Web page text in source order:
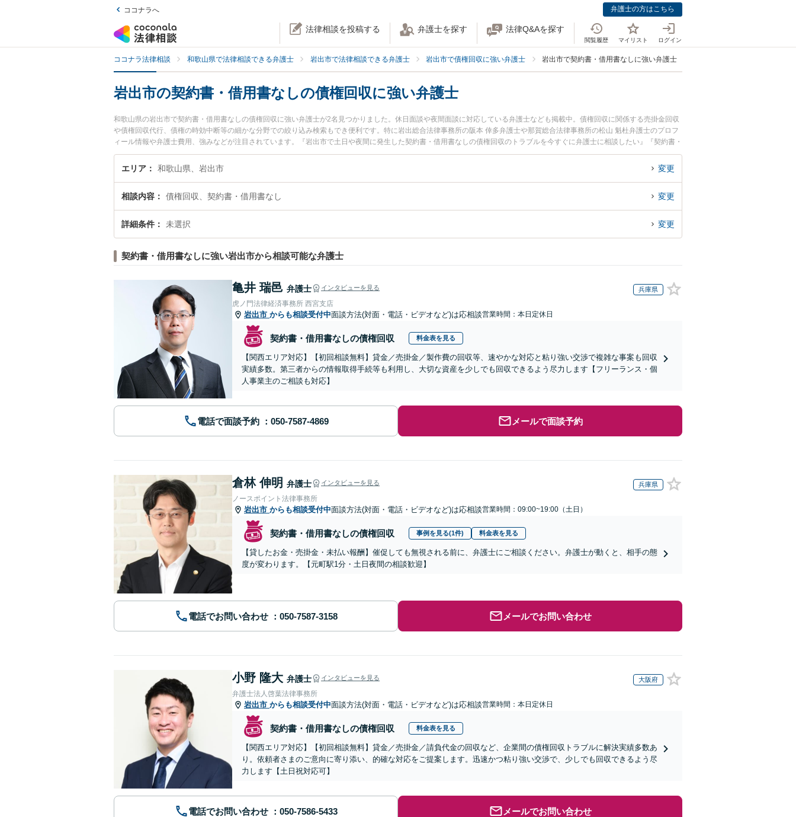
ココナラへ 弁護士の方はこちら
法律相談を投稿する 弁護士を探す 法律Q&Aを探す
閲覧履歴 マイリスト ログイン
ココナラ法律相談 和歌山県で法律相談できる弁護士 岩出市で法律相談できる弁護士 岩出市で債権回収に強い弁護士 岩出市で契約書・借用書なしに強い弁護士
岩出市の契約書・借用書なしの債権回収に強い弁護士
和歌山県の岩出市で契約書・借用書なしの債権回収に強い弁護士が2名見つかりました。休日面談や夜間面談に対応している弁護士なども掲載中。債権回収に関係する売掛金回収
や債権回収代行、債権の時効中断等の細かな分野での絞り込み検索もでき便利です。特に岩出総合法律事務所の阪本 倖多弁護士や那賀総合法律事務所の松山 魁杜弁護士のプロフ
ィール情報や弁護士費用、強みなどが注目されています。『岩出市で土日や夜間に発生した契約書・借用書なしの債権回収のトラブルを今すぐに弁護士に相談したい』『契約書・
借用書なしの債権回収のトラブル解決の実績豊富な近くの弁護士を検索したい』『初回相談無料で契約書・借用書なしの債権回収を法律相談できる岩出市内の弁護士に相談予約し
たい』などでお困りの相談者さんにおすすめです。
エリア 和歌山県、岩出市 変更
相談内容 債権回収、契約書・借用書なし 変更
詳細条件 未選択 変更
契約書・借用書なしに強い岩出市から相談可能な弁護士
亀井 瑞邑 弁護士 インタビューを見る 兵庫県
虎ノ門法律経済事務所 西宮支店
岩出市 からも相談受付中面談方法(対面・電話・ビデオなど)は応相談営業時間：本日定休日
契約書・借用書なしの債権回収 料金表を見る
【関西エリア対応】【初回相談無料】貸金／売掛金／製作費の回収等、速やかな対応と粘り強い交渉で複雑な事案も回収
実績多数。第三者からの情報取得手続等も利用し、大切な資産を少しでも回収できるよう尽力します【フリーランス・個
人事業主のご相談も対応】
電話で面談予約 メールで面談予約
倉林 伸明 弁護士 インタビューを見る 兵庫県
ノースポイント法律事務所
岩出市 からも相談受付中面談方法(対面・電話・ビデオなど)は応相談営業時間：09:00~19:00（土日）
契約書・借用書なしの債権回収 事例を見る(1件) 料金表を見る
【貸したお金・売掛金・未払い報酬】催促しても無視される前に、弁護士にご相談ください。弁護士が動くと、相手の態
度が変わります。【元町駅1分・土日夜間の相談歓迎】
電話でお問い合わせ メールでお問い合わせ
小野 隆大 弁護士 インタビューを見る 大阪府
弁護士法人啓葉法律事務所
岩出市 からも相談受付中面談方法(対面・電話・ビデオなど)は応相談営業時間：本日定休日
契約書・借用書なしの債権回収 料金表を見る
【関西エリア対応】【初回相談無料】貸金／売掛金／請負代金の回収など、企業間の債権回収トラブルに解決実績多数あ
り。依頼者さまのご意向に寄り添い、的確な対応をご提案します。迅速かつ粘り強い交渉で、少しでも回収できるよう尽
力します【土日祝対応可】
電話でお問い合わせ メールでお問い合わせ